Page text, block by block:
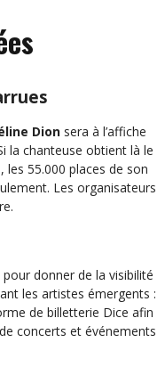
Dion sera à l’affiche
la chanteuse obtient là le
les 55.000 places de son
Les organisateurs
donner de la visibilité
les artistes émergents :
de billetterie Dice afin
concerts et événements